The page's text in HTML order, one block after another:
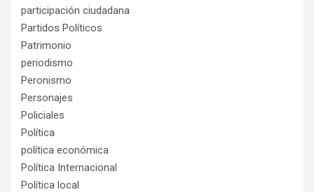
participación ciudadana
Partidos Políticos
Patrimonio
periodismo
Peronismo
Personajes
Policiales
Política
política económica
Política Internacional
Política local